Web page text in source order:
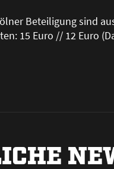
Beteiligung sind
15 Euro // 12 Euro